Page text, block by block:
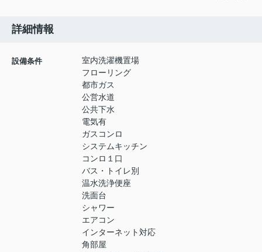
詳細情報
設備条件
室内洗濯機置場
フローリング
都市ガス
公営水道
公共下水
電気有
ガスコンロ
システムキッチン
コンロ１口
バス・トイレ別
温水洗浄便座
洗面台
シャワー
エアコン
インターネット対応
角部屋